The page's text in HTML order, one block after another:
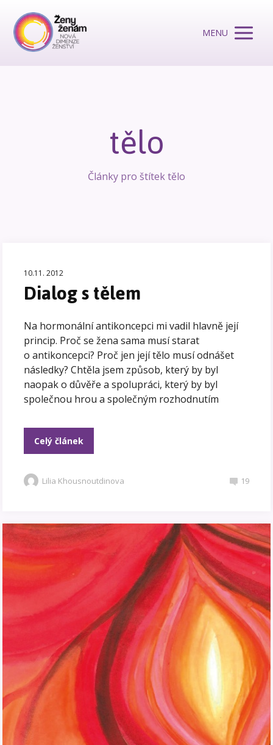
MENU
tělo
Články pro štítek tělo
10.11. 2012
Dialog s tělem
Na hormonální antikoncepci mi vadil hlavně její
princip. Proč se žena sama musí starat
o antikoncepci? Proč jen její tělo musí odnášet
následky? Chtěla jsem způsob, který by byl
naopak o důvěře a spolupráci, který by byl
společnou hrou a společným rozhodnutím
Celý článek
Lilia Khousnoutdinova 19